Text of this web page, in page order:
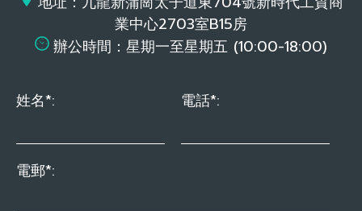
業中心2703室B15房
辦公時間：星期一至星期五 (10:00-18:00)
姓名*: 電話*:
電郵*: